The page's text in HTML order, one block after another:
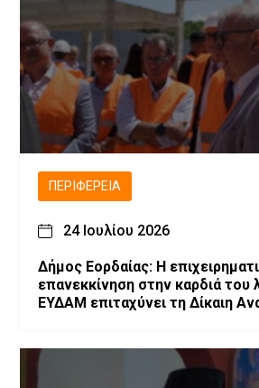
ΠΕΡΙΦΈΡΕΙΑ
24 Ιουλίου 2026
Δήμος Εορδαίας: Η
επανεκκίνηση στην καρδιά του
ΕΥΔΑΜ επιταχύνει τη Δίκαιη